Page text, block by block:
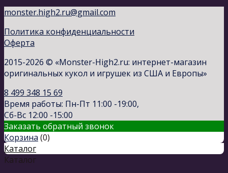
monster.high2.ru@gmail.com
Политика конфиденциальности
Оферта
2015-2026 © «Monster-High2.ru: интернет-магазин
оригинальных кукол и игрушек из США и Европы»
8 499 348 15 69
Время работы: Пн-Пт 11:00 -19:00,
Сб-Вс 12:00 -15:00
Заказать обратный звонок
Корзина (0)
Каталог
Каталог